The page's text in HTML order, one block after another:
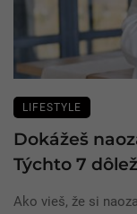
LIFESTYLE
Dokážeš
Týchto 7
Ako vieš, že si